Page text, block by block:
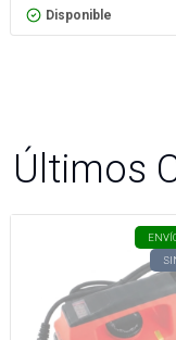
Disponible
Últimos